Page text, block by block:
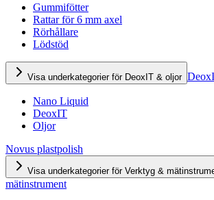
Gummifötter
Rattar för 6 mm axel
Rörhållare
Lödstöd
Visa underkategorier för DeoxIT & oljor
Nano Liquid
DeoxIT
Oljor
Novus plastpolish
Visa underkategorier för Verktyg &
mätinstrument